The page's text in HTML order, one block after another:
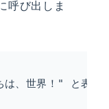
呼び出しま
、世界！" と表示